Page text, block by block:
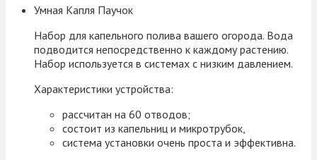
Умная Капля Паучок
Набор для капельного полива вашего огорода. Вода
подводится непосредственно к каждому растению.
Набор используется в системах с низким давлением.
Характеристики устройства:
рассчитан на 60 отводов;
состоит из капельниц и микротрубок,
система установки очень проста и эффективна.